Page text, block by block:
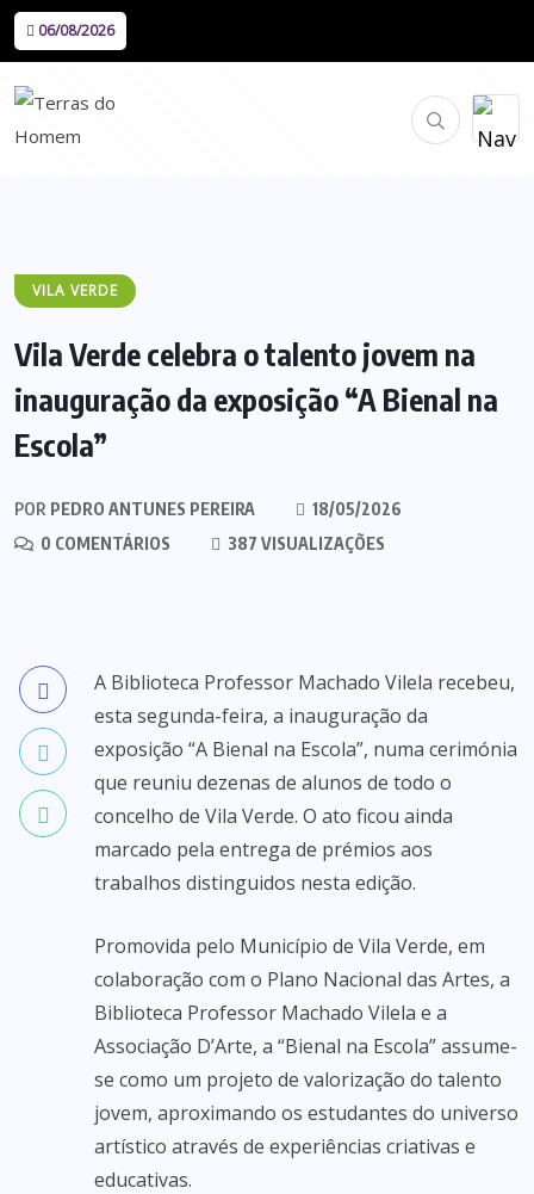
06/08/2026
VILA VERDE
Vila Verde celebra o talento jovem na
inauguração da exposição “A Bienal na
Escola”
POR PEDRO ANTUNES PEREIRA
18/05/2026
0 COMENTÁRIOS
387 VISUALIZAÇÕES
A Biblioteca Professor Machado Vilela recebeu,
esta segunda-feira, a inauguração da
exposição “A Bienal na Escola”, numa cerimónia
que reuniu dezenas de alunos de todo o
concelho de Vila Verde. O ato ficou ainda
marcado pela entrega de prémios aos
trabalhos distinguidos nesta edição.
Promovida pelo Município de Vila Verde, em
colaboração com o Plano Nacional das Artes, a
Biblioteca Professor Machado Vilela e a
Associação D’Arte, a “Bienal na Escola” assume-
se como um projeto de valorização do talento
jovem, aproximando os estudantes do universo
artístico através de experiências criativas e
educativas.